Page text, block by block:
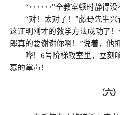
“･･････”全教室顿时静得没
“对！太对了！”藤野先生兴
这证明刚才的教学方法成功了
郎真的要谢谢你啊！”说着，他
哗！6号阶梯教室里，立刻
慕的掌声！
（六）